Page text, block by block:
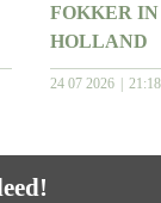
FOKKER
HOLLAND
24 07 2026 21:18